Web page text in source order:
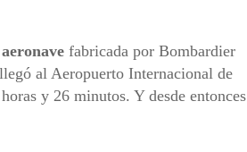
aeronave fabricada por Bombardier
al Aeropuerto Internacional de
y 26 minutos. Y desde entonces